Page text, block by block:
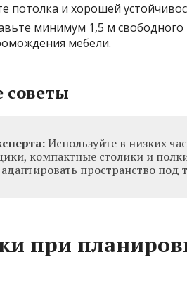
потолка и хорошей
минимум 1,5 м
мебели.
советы
Используйте в низких
компактные столики и
пространство
при